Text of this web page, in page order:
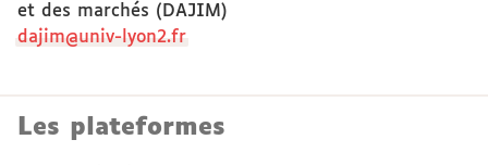
et des marchés (DAJIM)
dajim@univ-lyon2.fr
Les plateformes